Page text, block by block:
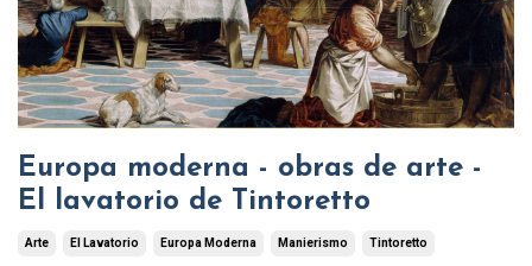
Europa moderna - obras de arte -
El lavatorio de Tintoretto
Arte El Lavatorio Europa Moderna Manierismo Tintoretto